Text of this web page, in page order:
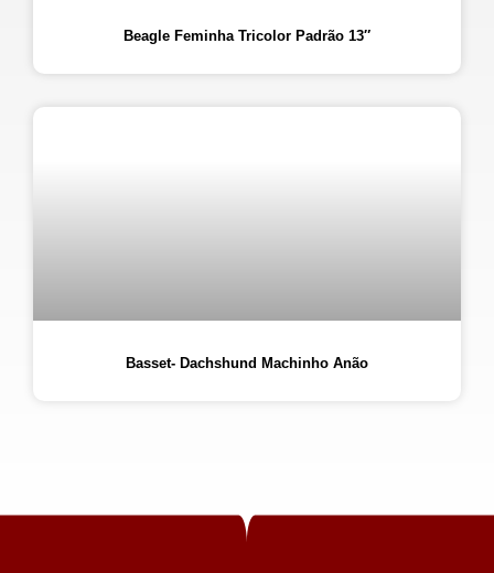
Beagle Feminha Tricolor Padrão 13″
Basset- Dachshund Machinho Anão